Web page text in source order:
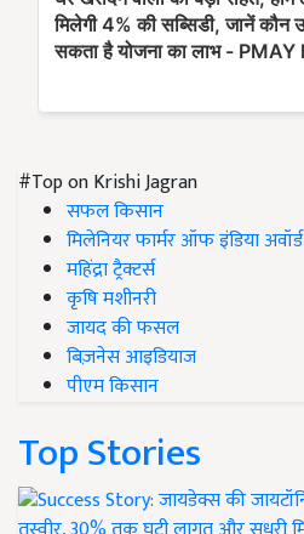
#Top on Krishi Jagran
सफल किसान
मिलेनियर फार्मर ऑफ इंडिया अवॉर्ड
महिंद्रा ट्रैक्टर्स
कृषि मशीनरी
जायद की फसल
बिज़नेस आइडियाज
पीएम किसान
Top Stories